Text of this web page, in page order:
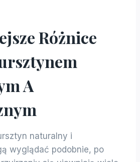
Różnice
A
naturalny i
wyglądać podobnie, po